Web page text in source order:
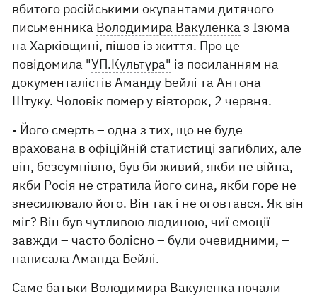
вбитого російськими окупантами дитячого
письменника Володимира Вакуленка з Ізюма
на Харківщині, пішов із життя. Про це
повідомила "УП.Культура" із посиланням на
документалістів Аманду Бейлі та Антона
Штуку. Чоловік помер у вівторок, 2 червня.
- Його смерть – одна з тих, що не буде
врахована в офіційній статистиці загиблих, але
він, безсумнівно, був би живий, якби не війна,
якби Росія не стратила його сина, якби горе не
знесилювало його. Він так і не оговтався. Як він
міг? Він був чутливою людиною, чиї емоції
завжди – часто болісно – були очевидними, –
написала Аманда Бейлі.
Саме батьки Володимира Вакуленка почали